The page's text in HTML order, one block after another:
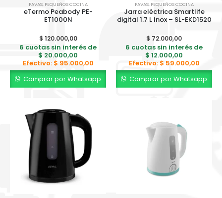
PAVAS, PEQUEÑOS COCINA
eTermo Peabody PE-
ET1000N
$ 120.000,00
6 cuotas sin interés de
$ 20.000,00
Efectivo: $ 95.000,00
Comprar por Whatsapp
PAVAS, PEQUEÑOS COCINA
Jarra eléctrica Smartlife
digital 1.7 L Inox – SL-EKD1520
$ 72.000,00
6 cuotas sin interés de
$ 12.000,00
Efectivo: $ 59.000,00
Comprar por Whatsapp